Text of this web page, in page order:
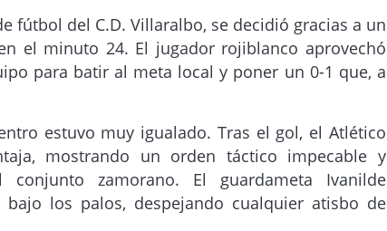
fútbol del C.D. Villaralbo, se decidió gracias a un
el minuto 24. El jugador rojiblanco aprovechó
para batir al meta local y poner un 0-1 que, a
estuvo muy igualado. Tras el gol, el Atlético
mostrando un orden táctico impecable y
conjunto zamorano. El guardameta Ivanilde
los palos, despejando cualquier atisbo de